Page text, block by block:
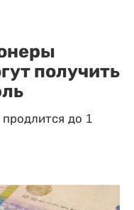
получить
до 1